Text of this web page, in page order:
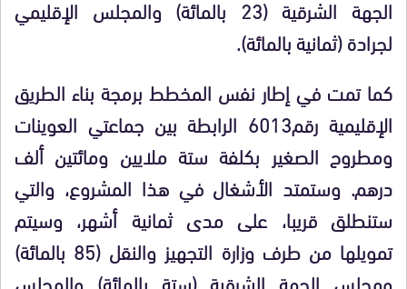
الجهة الشرقية (23 بالمائة) والمجلس الإقليمي
لجرادة (ثمانية بالمائة).
كما تمت في إطار نفس المخطط برمجة بناء الطريق
الإقليمية رقم6013 الرابطة بين جماعتي العوينات
ومطروح الصغير بكلفة ستة ملايين ومائتين ألف
درهم. وستمتد الأشغال في هذا المشروع، والتي
ستنطلق قريبا، على مدى ثمانية أشهر، وسيتم
تمويلها من طرف وزارة التجهيز والنقل (85 بالمائة)